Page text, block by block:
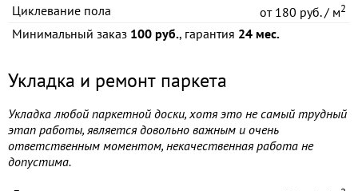
Циклевание пола от180 руб. / м2
Минимальный заказ 100 руб., гарантия 24 мес.
Укладка и ремонт паркета
Укладка любой паркетной доски, хотя это не самый трудный
этап работы, является довольно важным и очень
ответственным моментом, некачественная работа не
допустима.